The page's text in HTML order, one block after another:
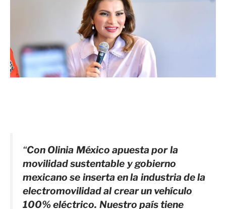
“Con Olinia México apuesta por la
movilidad sustentable y gobierno
mexicano se inserta en la industria de la
electromovilidad al crear un vehículo
100% eléctrico. Nuestro país tiene